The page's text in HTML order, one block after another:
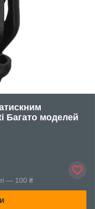
Багато моделей
— 100 ₴